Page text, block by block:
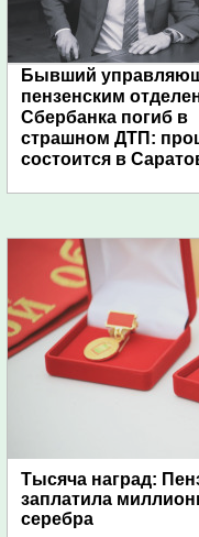
Бывший
пензенским
Сбербанка погиб в
страшном ДТП:
состоится в
Тысяча наград:
заплатила
серебра